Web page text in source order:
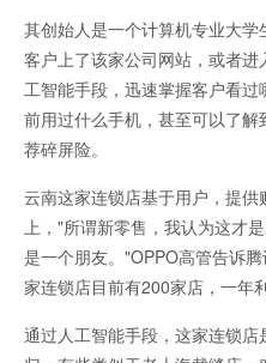
其创始人是一个计算机专业大学
客户上了该家公司网站，或者
工智能手段，迅速掌握客户看
前用过什么手机，甚至可以了
荐碎屏险。
云南这家连锁店基于用户，提
上，"所谓新零售，我认为这才
是一个朋友。"OPPO高管告诉
家连锁店目前有200家店，一年
通过人工智能手段，这家连锁